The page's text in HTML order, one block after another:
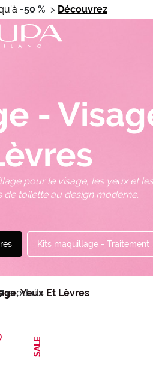
-50 % > Découvrez
-
pour le visage, les yeux et
toilette au design moderne.
Kits maquillage - Traitement
Yeux Et Lèvres
produits
SALE